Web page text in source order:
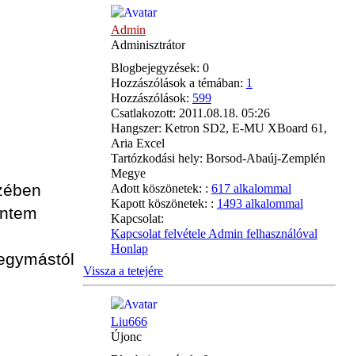
Admin
Adminisztrátor
Blogbejegyzések: 0
Hozzászólások a témában: 1
Hozzászólások: 599
Csatlakozott: 2011.08.18. 05:26
Hangszer: Ketron SD2, E-MU XBoard 61,
Aria Excel
Tartózkodási hely: Borsod-Abaúj-Zemplén
Megye
Adott köszönetek: : 617 alkalommal
Kapott köszönetek: : 1493 alkalommal
Kapcsolat:
Kapcsolat felvétele Admin felhasználóval
Honlap
Vissza a tetejére
Liu666
Újonc